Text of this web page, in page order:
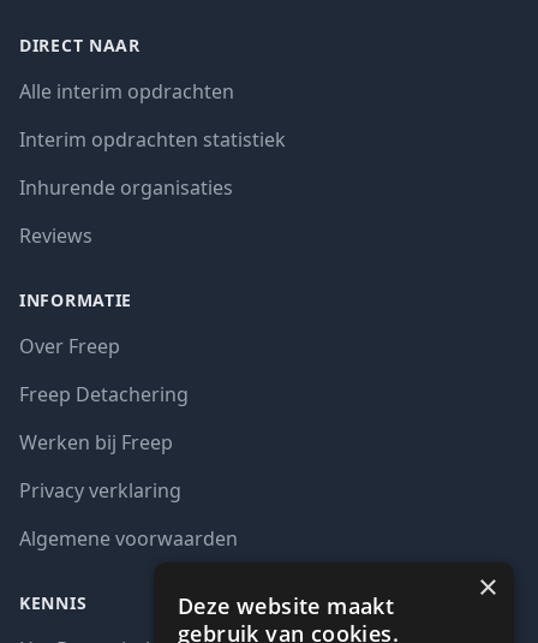
DIRECT NAAR
Alle interim opdrachten
Interim opdrachten statistiek
Inhurende organisaties
Reviews
INFORMATIE
Over Freep
Freep Detachering
Werken bij Freep
Privacy verklaring
Algemene voorwaarden
KENNIS ×
Deze website maakt
gebruik van cookies.